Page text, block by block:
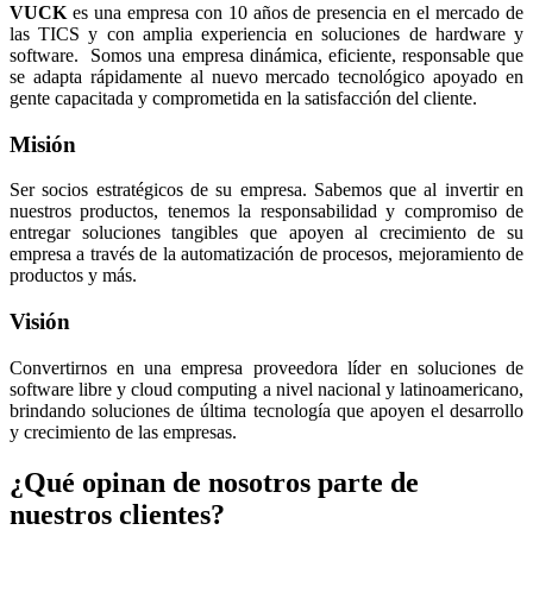
VUCK es una empresa con 10 años de presencia en el mercado de
las TICS y con amplia experiencia en soluciones de hardware y
software. Somos una empresa dinámica, eficiente, responsable que
se adapta rápidamente al nuevo mercado tecnológico apoyado en
gente capacitada y comprometida en la satisfacción del cliente.
Misión
Ser socios estratégicos de su empresa. Sabemos que al invertir en
nuestros productos, tenemos la responsabilidad y compromiso de
entregar soluciones tangibles que apoyen al crecimiento de su
empresa a través de la automatización de procesos, mejoramiento de
productos y más.
Visión
Convertirnos en una empresa proveedora líder en soluciones de
software libre y cloud computing a nivel nacional y latinoamericano,
brindando soluciones de última tecnología que apoyen el desarrollo
y crecimiento de las empresas.
¿Qué opinan de nosotros parte de
nuestros clientes?